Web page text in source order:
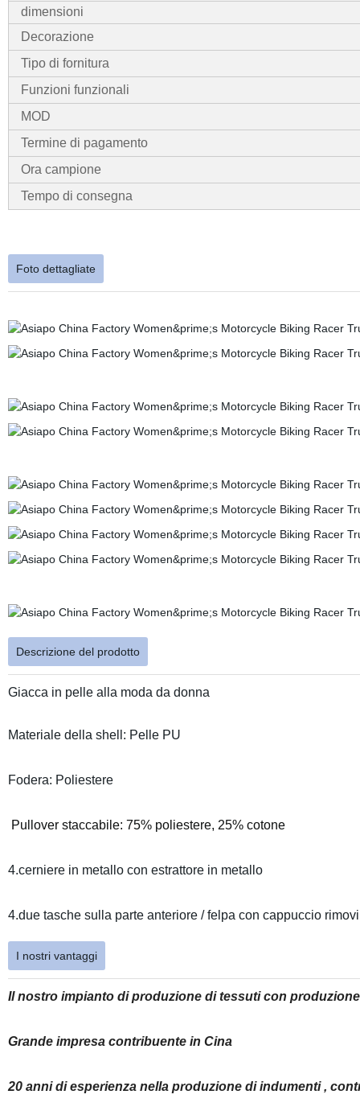
dimensioni
Decorazione
Tipo di fornitura
Funzioni funzionali
MOD
Termine di pagamento
Ora campione
Tempo di consegna
Foto dettagliate
Descrizione del prodotto
Giacca in pelle alla moda da donna
Materiale della shell: Pelle PU
Fodera: Poliestere
Pullover staccabile: 75% poliestere, 25% cotone
4.cerniere in metallo con estrattore in metallo
4.due tasche sulla parte anteriore / felpa con cappuccio
I nostri vantaggi
Il nostro impianto di produzione di tessuti con
Grande impresa contribuente in Cina
20 anni di esperienza nella produzione di indumenti ,